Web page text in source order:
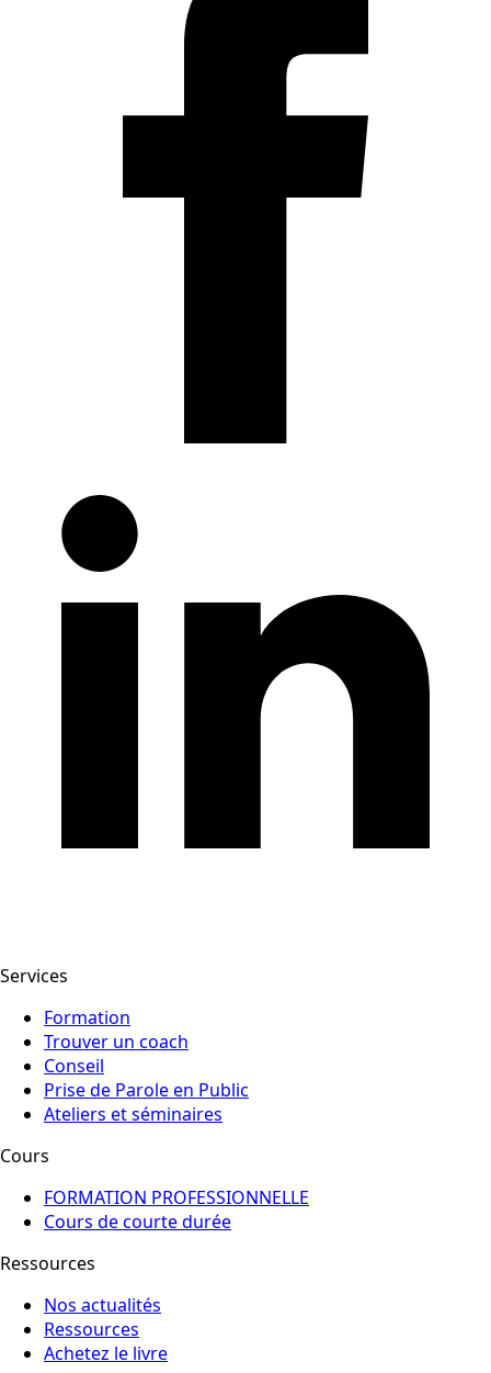
Services
Formation
Trouver un coach
Conseil
Prise de Parole en Public
Ateliers et séminaires
Cours
FORMATION PROFESSIONNELLE
Cours de courte durée
Ressources
Nos actualités
Ressources
Achetez le livre